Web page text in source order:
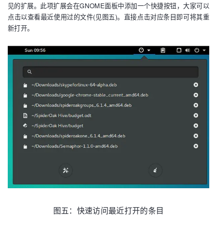
见的扩展。此项扩展会在GNOME面板中添加一个快捷按钮，大家可以
点击以查看最近使用过的文件(见图五)。直接点击对应条目即可将其重
新打开。
图五：快速访问最近打开的条目